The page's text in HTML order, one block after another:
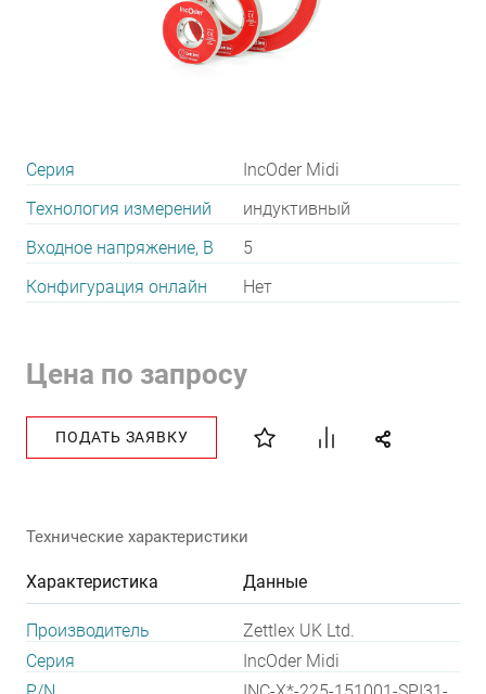
Серия
IncOder Midi
Технология измерений
индуктивный
Входное напряжение, В
5
Конфигурация онлайн
Нет
Цена по запросу
ПОДАТЬ ЗАЯВКУ
Технические характеристики
Характеристика Данные
Производитель
Zettlex UK Ltd.
Серия
IncOder Midi